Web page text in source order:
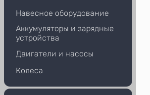
Навесное оборудование
Аккумуляторы и зарядные
устройства
Двигатели и насосы
Колеса